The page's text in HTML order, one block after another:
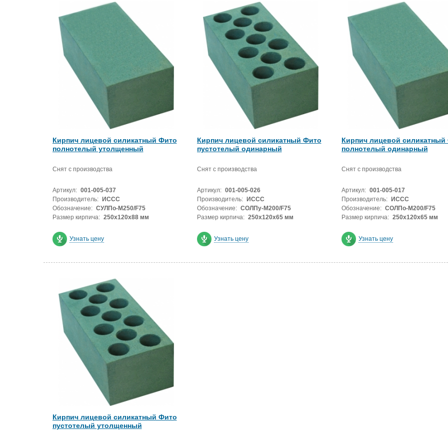
Кирпич лицевой силикатный Фито
полнотелый утолщенный
Снят с производства
Артикул: 001-005-037
Производитель:
ИССС
Обозначение: СУЛПо-М250/F75
Размер кирпича: 250х120х88 мм
Узнать цену
Кирпич лицевой силикатный Фито
пустотелый одинарный
Снят с производства
Артикул: 001-005-026
Производитель:
ИССС
Обозначение: СОЛПу-М200/F75
Размер кирпича: 250х120х65 мм
Узнать цену
Кирпич лицевой силикатный
полнотелый одинарный
Снят с производства
Артикул: 001-005-017
Производитель:
ИССС
Обозначение: СОЛПо-М200/F75
Размер кирпича: 250х120х65 мм
Узнать цену
Кирпич лицевой силикатный Фито
пустотелый утолщенный